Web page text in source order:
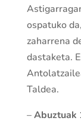
ospatuko
zaharrena
dastaketa.
Taldea.
–Abuztuak